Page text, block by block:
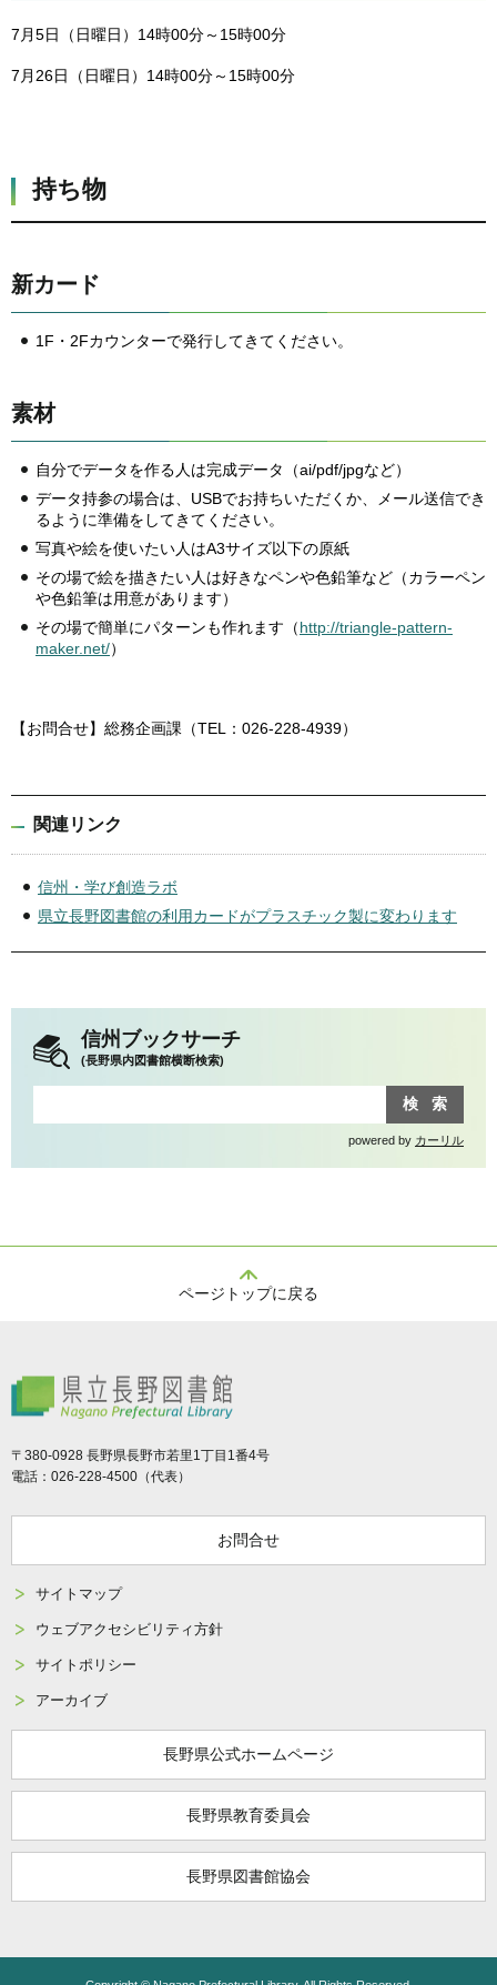
7月5日（日曜日）14時00分～15時00分
7月26日（日曜日）14時00分～15時00分
持ち物
新カード
1F・2Fカウンターで発行してきてください。
素材
自分でデータを作る人は完成データ（ai/pdf/jpgなど）
データ持参の場合は、USBでお持ちいただくか、メール送信でき
るように準備をしてきてください。
写真や絵を使いたい人はA3サイズ以下の原紙
その場で絵を描きたい人は好きなペンや色鉛筆など（カラーペン
や色鉛筆は用意があります）
その場で簡単にパターンも作れます（http://triangle-pattern-
maker.net/）
【お問合せ】総務企画課（TEL：026-228-4939）
関連リンク
信州・学び創造ラボ
県立長野図書館の利用カードがプラスチック製に変わります
信州ブックサーチ
(長野県内図書館横断検索)
powered by カーリル
ページトップに戻る
県立長野図書館
〒380-0928 長野県長野市若里1丁目1番4号
電話：026-228-4500（代表）
お問合せ
サイトマップ
ウェブアクセシビリティ方針
サイトポリシー
アーカイブ
長野県公式ホームページ
長野県教育委員会
長野県図書館協会